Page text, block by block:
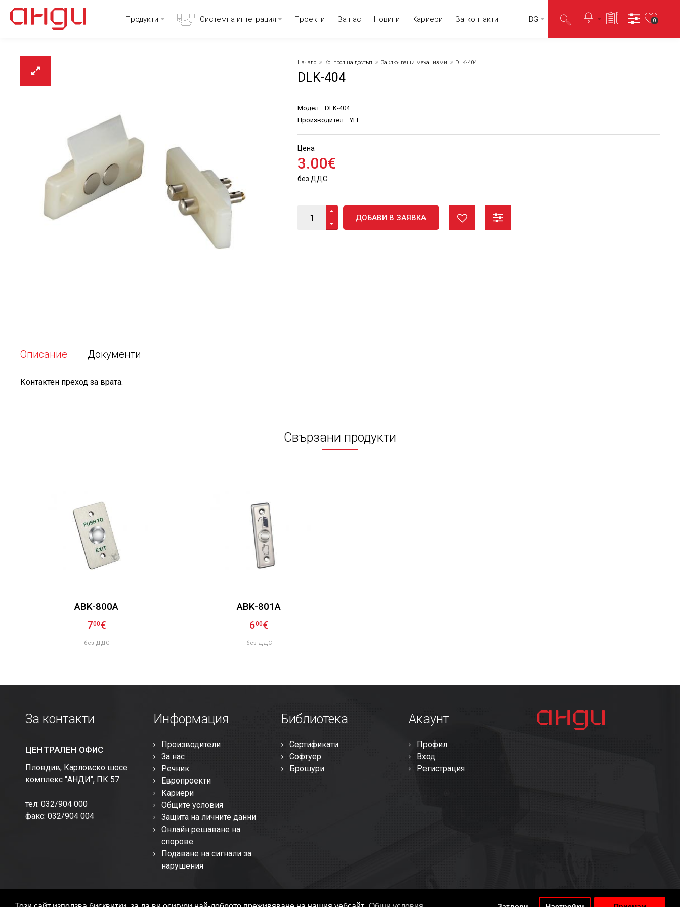
Продукти Системна интеграция Проекти За нас Новини Кариери За контакти BG 0
Начало Контрол на достъп Заключващи механизми DLK-404
DLK-404
Модел:
DLK-404
Производител: YLI
Цена
3.00€
без ДДС
ДОБАВИ В ЗАЯВКА
Описание Документи
Контактен преход за врата.
Свързани продукти
ABK-800A
700€
без ДДС
ABK-801A
600€
без ДДС
За контакти
ЦЕНТРАЛЕН ОФИС
Пловдив, Карловско шосе
комплекс "АНДИ", ПК 57
тел: 032/904 000
факс: 032/904 004
Информация
Производители
За нас
Речник
Европроекти
Кариери
Общите условия
Защита на личните данни
Онлайн решаване на
спорове
Подаване на сигнали за
нарушения
Библиотека
Сертификати
Софтуер
Брошури
Акаунт
Профил
Вход
Регистрация